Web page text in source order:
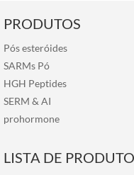
PRODUTOS
Pós esteróides
SARMs Pó
HGH Peptides
SERM & AI
prohormone
LISTA DE